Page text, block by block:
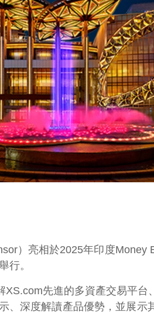
）亮相於2025年印度Money
行。
先進的多資產交易平台
、深度解讀產品優勢，並展示